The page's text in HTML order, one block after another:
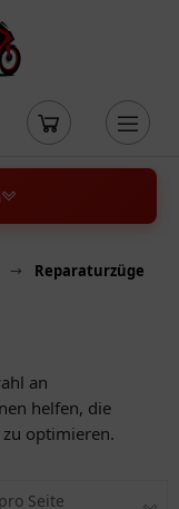
Reparaturzüge
an
helfen, die
optimieren.
Seite